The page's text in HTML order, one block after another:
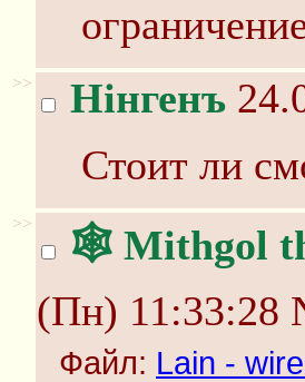
>> Нінгенъ
Стоит ли
>>
🕸️ Mithgol
(Пн) 11:33:28
Файл: Lain -